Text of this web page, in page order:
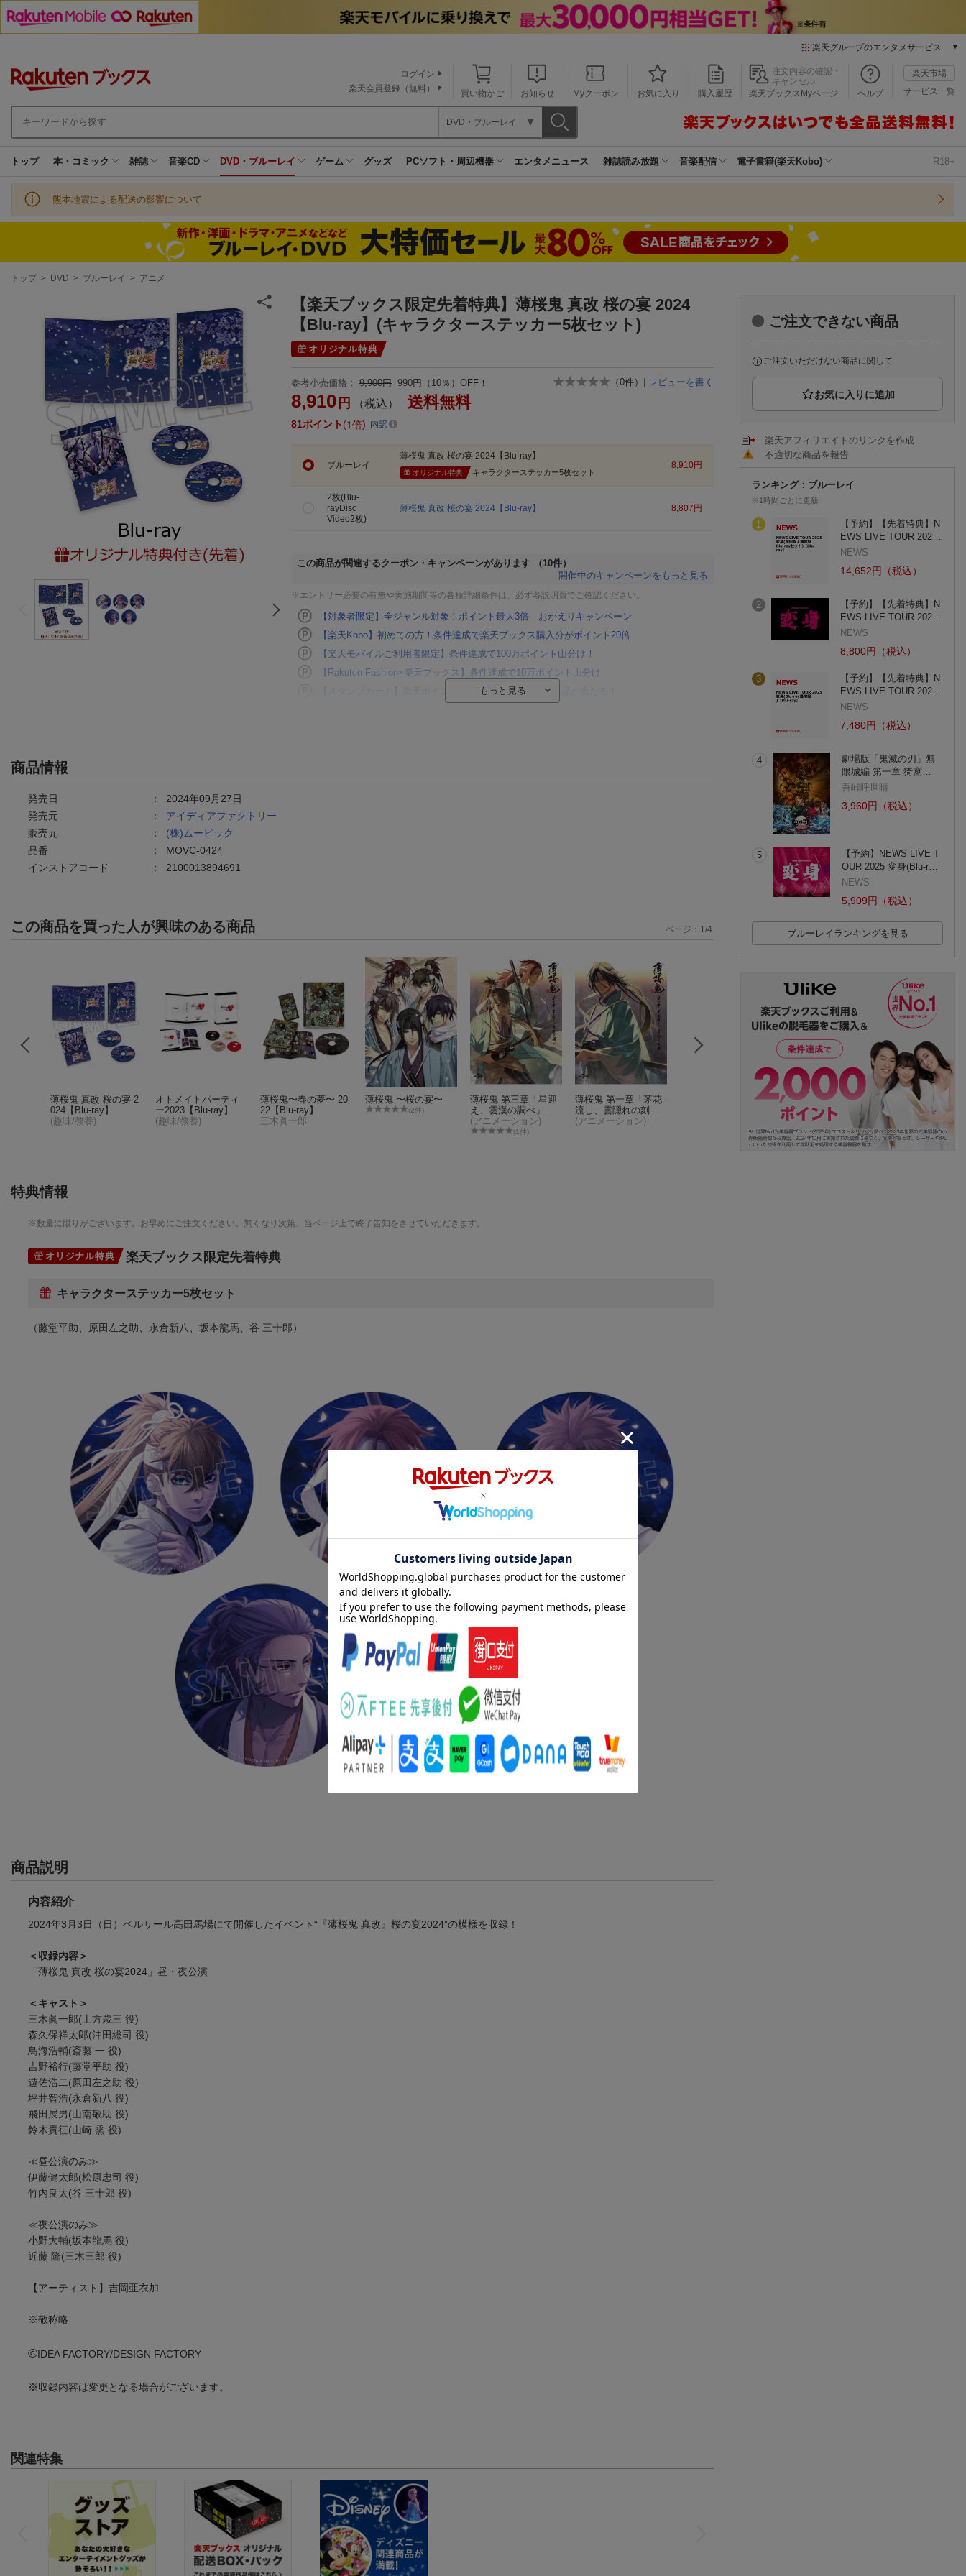
楽天グループのエンタメサービス
本/ゲーム/CD/DVD
楽天ブックス
楽天Kobo
楽天チケット
エンタメニュース
推し楽
買い物かご お知らせ Myクーポン お気に入り 購入履歴
注文内容の確認・
キャンセル
楽天ブックスMyページ
ヘルプ
楽天市場
サービス一覧
ログイン
楽天会員登録（無料）
DVD・ブルーレイ
トップ 本・コミック 雑誌 音楽CD DVD・ブルーレイ ゲーム グッズ PCソフト・周辺機器 エンタメニュース 雑誌読み放題 音楽配信 電子書籍(楽天Kobo) R18+
熊本地震による配送の影響について
現
トップ > DVD > ブルーレイ > アニメ
【楽天ブックス限定先着特典】薄桜鬼 真改 桜の宴 2024
【Blu-ray】(キャラクターステッカー5枚セット)
オリジナル特典
（0件） | レビューを書く
参考小売価格： 9,900円 990円（10％）OFF！
8,910 円 （税込） 送料無料
81ポイント 1倍 内訳
ブルーレイ
薄桜鬼 真改 桜の宴 2024【Blu-ray】
オリジナル特典 キャラクターステッカー5枚セット
8,910円
2枚(Blu-
rayDisc
Video2枚)
薄桜鬼 真改 桜の宴 2024【Blu-ray】 8,807 円
この商品が関連するクーポン・キャンペーンがあります
（10件）
開催中のキャンペーンをもっと見る
※エントリー必要の有無や実施期間等の各種詳細条件は、必ず各説明頁でご確認ください。
【対象者限定】全ジャンル対象！ポイント最大3倍 おかえりキャンペーン
【楽天Kobo】初めての方！条件達成で楽天ブックス購入分がポイント20倍
【楽天モバイルご利用者限定】条件達成で100万ポイント山分け！
【Rakuten Fashion×楽天ブックス】条件達成で10万ポイント山分け
【スタンプカード】楽天ポイントもらえる＆抽選で豪華景品が当たる！
商品情報
発売日 ： 2024年09月27日
発売元
： アイディアファクトリー
販売元
： (株)ムービック
品番
： MOVC-0424
インストアコード
： 2100013894691
この商品を買った人が興味のある商品
薄桜鬼 真改 桜の宴 2
024【Blu-ray】
(趣味/教養)
オトメイトパーティ
ー2023【Blu-ray】
(趣味/教養)
薄桜鬼〜春の夢〜 20
22【Blu-ray】
三木眞一郎
薄桜鬼 〜桜の宴〜
(2件)
薄桜鬼 第三章「星迎
え、雲漢の調べ」＜
初回限定版＞【Blu-ra
y】
(アニメーション)
(1件)
薄桜鬼 第一章「茅花
流し、雲隠れの刻」
＜初回限定版＞
(アニメーション)
薄桜鬼 真改 銀星ノ抄
薄桜鬼 第一章「茅花
流し、雲隠れの刻」
＜初回限定版＞【Blu-
ray】
(アニメーション)
劇場版 薄桜鬼
BOX ＜スペシャ
ライス版＞【Blu-
y】
桑島法子
ページ： 1/4
特典情報
※数量に限りがございます。お早めにご注文ください。無くなり次第、当ページ上で終了告知をさせていただきます。
オリジナル特典 楽天ブックス限定先着特典
キャラクターステッカー5枚セット
（藤堂平助、原田左之助、永倉新八、坂本龍馬、谷 三十郎）
商品説明
内容紹介
2024年3月3日（日）ベルサール高田馬場にて開催したイベント“『薄桜鬼 真改』桜の宴2024”の模様を収録！
＜収録内容＞
「薄桜鬼 真改 桜の宴2024」昼・夜公演
＜キャスト＞
三木眞一郎(土方歳三 役)
森久保祥太郎(沖田総司 役)
鳥海浩輔(斎藤 一 役)
吉野裕行(藤堂平助 役)
遊佐浩二(原田左之助 役)
坪井智浩(永倉新八 役)
飛田展男(山南敬助 役)
鈴木貴征(山崎 烝 役)
≪昼公演のみ≫
伊藤健太郎(松原忠司 役)
竹内良太(谷 三十郎 役)
≪夜公演のみ≫
小野大輔(坂本龍馬 役)
近藤 隆(三木三郎 役)
【アーティスト】吉岡亜衣加
※敬称略
©IDEA FACTORY/DESIGN FACTORY
※収録内容は変更となる場合がございます。
関連特集
ご注文できない商品
ご注文いただけない商品に関して
楽天アフィリエイトのリンクを作成
不適切な商品を報告
ランキング：ブルーレイ
※1時間ごとに更新
1
【予約】【先着特典】N
EWS LIVE TOUR 202…
NEWS
14,652円（税込）
2
【予約】【先着特典】N
EWS LIVE TOUR 202…
NEWS
8,800円（税込）
3
【予約】【先着特典】N
EWS LIVE TOUR 202…
NEWS
7,480円（税込）
4
劇場版「鬼滅の刃」無
限城編 第一章 猗窩…
吾峠呼世晴
3,960円（税込）
5
【予約】NEWS LIVE T
OUR 2025 変身(Blu-r…
NEWS
5,909円（税込）
ブルーレイランキングを見る